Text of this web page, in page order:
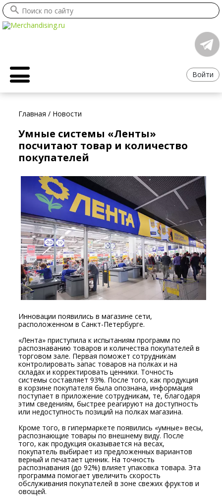
Войти
Главная / Новости
Умные системы «Ленты»
посчитают товар и количество
покупателей
Инновации появились в магазине сети,
расположенном в Санкт-Петербурге.
«Лента» приступила к испытаниям программ по
распознаванию товаров и количества покупателей в
торговом зале. Первая поможет сотрудникам
контролировать запас товаров на полках и на
складах и корректировать ценники. Точность
системы составляет 93%. После того, как продукция
в корзине покупателя была опознана, информация
поступает в приложение сотрудникам, те, благодаря
этим сведениям, быстрее реагируют на доступность
или недоступность позиций на полках магазина.
Кроме того, в гипермаркете появились «умные» весы,
распознающие товары по внешнему виду. После
того, как продукция оказывается на весах,
покупатель выбирает из предложенных вариантов
верный и печатает ценник. На точность
распознавания (до 92%) влияет упаковка товара. Эта
программа помогает увеличить скорость
обслуживания покупателей в зоне свежих фруктов и
овощей.